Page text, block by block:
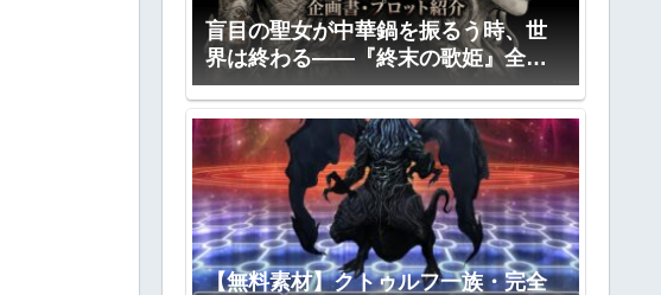
盲目の聖女が中華鍋を振るう時、世
界は終わる――『終末の歌姫』全プ
ロット公開
【無料素材】クトゥルフ一族・完全